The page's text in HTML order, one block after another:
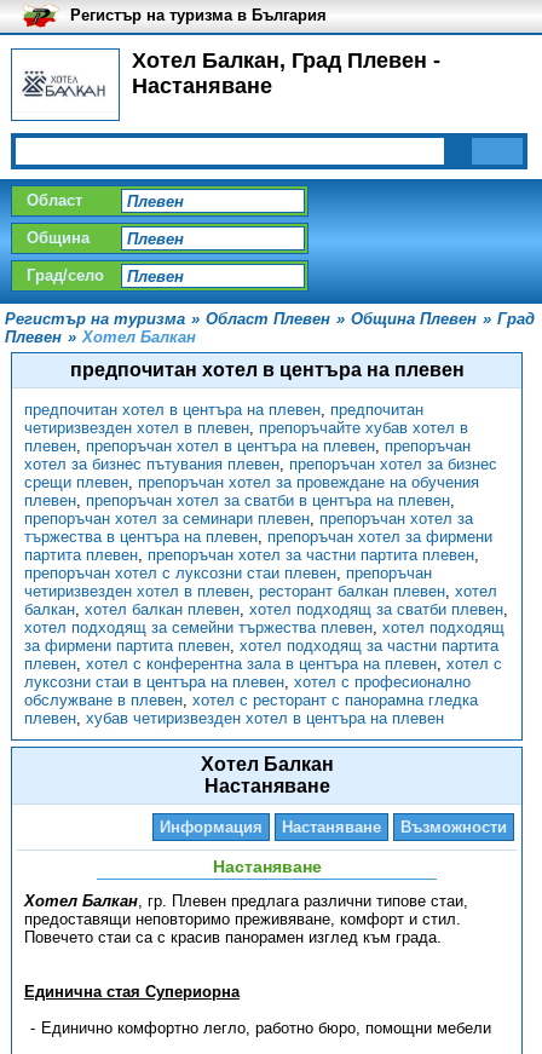
Хотел Балкан, Град Плевен -
Настаняване
Регистър на туризма в България
Област
Община
Град/село
Регистър на туризма » Област Плевен » Община Плевен » Град
Плевен » Хотел Балкан
предпочитан хотел в центъра на плевен
предпочитан хотел в центъра на плевен, предпочитан
четиризвезден хотел в плевен, препоръчайте хубав хотел в
плевен, препоръчан хотел в центъра на плевен, препоръчан
хотел за бизнес пътувания плевен, препоръчан хотел за бизнес
срещи плевен, препоръчан хотел за провеждане на обучения
плевен, препоръчан хотел за сватби в центъра на плевен,
препоръчан хотел за семинари плевен, препоръчан хотел за
тържества в центъра на плевен, препоръчан хотел за фирмени
партита плевен, препоръчан хотел за частни партита плевен,
препоръчан хотел с луксозни стаи плевен, препоръчан
четиризвезден хотел в плевен, ресторант балкан плевен, хотел
балкан, хотел балкан плевен, хотел подходящ за сватби плевен,
хотел подходящ за семейни тържества плевен, хотел подходящ
за фирмени партита плевен, хотел подходящ за частни партита
плевен, хотел с конферентна зала в центъра на плевен, хотел с
луксозни стаи в центъра на плевен, хотел с професионално
обслужване в плевен, хотел с ресторант с панорамна гледка
плевен, хубав четиризвезден хотел в центъра на плевен
Хотел Балкан
Настаняване
Информация Настаняване Възможности
Настаняване
Хотел Балкан, гр. Плевен предлага различни типове стаи,
предоставящи неповторимо преживяване, комфорт и стил.
Повечето стаи са с красив панорамен изглед към града.
Единична стая Супериорна
Единично комфортно легло, работно бюро, помощни мебели